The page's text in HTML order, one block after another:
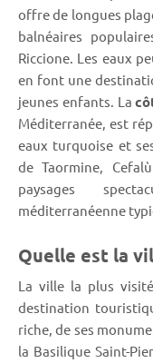
offre de longues
balnéaires
Riccione. Les eaux
en font une
jeunes enfants. La
Méditerranée, est
eaux turquoise et
de Taormine,
paysages
méditerranéenne
Quelle est la
La ville la plus
destination
riche, de ses
la Basilique Saint-